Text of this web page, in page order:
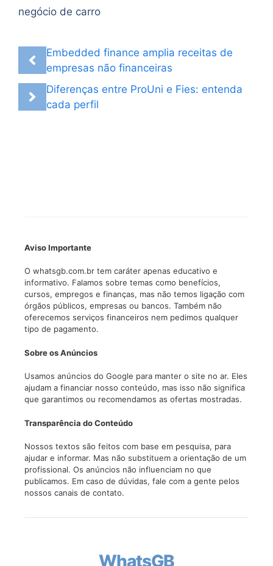
negócio de carro
Embedded finance amplia receitas de
empresas não financeiras
Diferenças entre ProUni e Fies: entenda
cada perfil
Aviso Importante
O whatsgb.com.br tem caráter apenas educativo e
informativo. Falamos sobre temas como benefícios,
cursos, empregos e finanças, mas não temos ligação com
órgãos públicos, empresas ou bancos. Também não
oferecemos serviços financeiros nem pedimos qualquer
tipo de pagamento.
Sobre os Anúncios
Usamos anúncios do Google para manter o site no ar. Eles
ajudam a financiar nosso conteúdo, mas isso não significa
que garantimos ou recomendamos as ofertas mostradas.
Transparência do Conteúdo
Nossos textos são feitos com base em pesquisa, para
ajudar e informar. Mas não substituem a orientação de um
profissional. Os anúncios não influenciam no que
publicamos. Em caso de dúvidas, fale com a gente pelos
nossos canais de contato.
WhatsGB